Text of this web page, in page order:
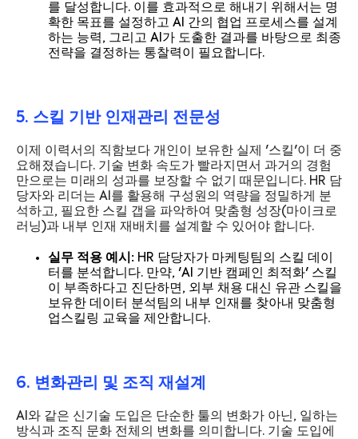
를 달성합니다. 이를 효과적으로 해내기 위해서는 명
확한 목표를 설정하고 AI 간의 협업 프로세스를 설계
하는 능력, 그리고 AI가 도출한 결과를 바탕으로 최종
전략을 결정하는 통찰력이 필요합니다.
5. 스킬 기반 인재관리 전문성
이제 이력서의 직함보다 개인이 보유한 실제 '스킬'이 더 중
요해졌습니다. 기술 변화 속도가 빨라지면서 과거의 경험
만으로는 미래의 성과를 보장할 수 없기 때문입니다. HR 담
당자와 리더는 AI를 활용해 구성원의 역량을 정밀하게 분
석하고, 필요한 스킬 갭을 파악하여 맞춤형 성장(마이크로
러닝)과 내부 인재 재배치를 설계할 수 있어야 합니다.
실무 적용 예시: HR 담당자가 마케팅팀의 스킬 데이
터를 분석합니다. 만약, 'AI 기반 캠페인 최적화' 스킬
이 부족하다고 진단하면, 외부 채용 대신 유관 스킬을
보유한 데이터 분석팀의 내부 인재를 찾아내 맞춤형
업스킬링 교육을 제안합니다.
6. 변화관리 및 조직 재설계
AI와 같은 신기술 도입은 단순한 툴의 변화가 아닌, 일하는
방식과 조직 문화 전체의 변화를 의미합니다. 기술 도입에